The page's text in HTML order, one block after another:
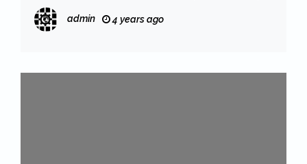
होंगे विकसित। कौडियाला, चकराता व भीमताल में भी
बनेगा हेलीपेड
admin 4 years ago